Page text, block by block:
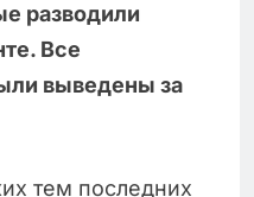
разводили
Все
выведены за
тем последних